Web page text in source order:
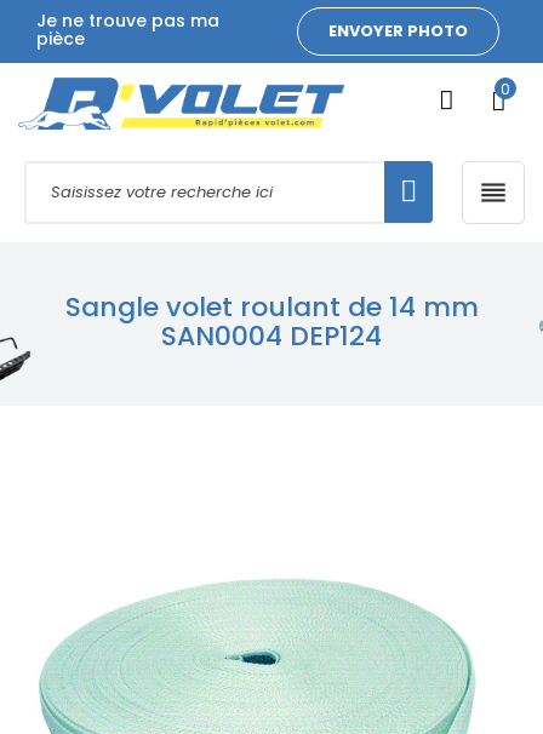
Je ne trouve pas ma
pièce ENVOYER PHOTO
0

Sangle volet roulant de 14 mm
SAN0004 DEP124